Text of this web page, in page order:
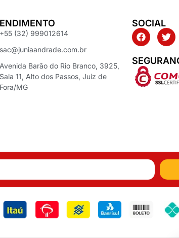
+55 (32) 999012614
sac@juniaandrade.com.br
Avenida Barão do Rio Branco, 3925,
Sala 11, Alto dos Passos, Juiz de
Fora/MG
SOCIAL